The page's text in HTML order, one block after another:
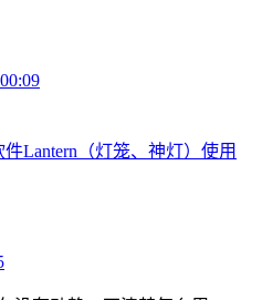
Lantern（灯笼、神灯）使用